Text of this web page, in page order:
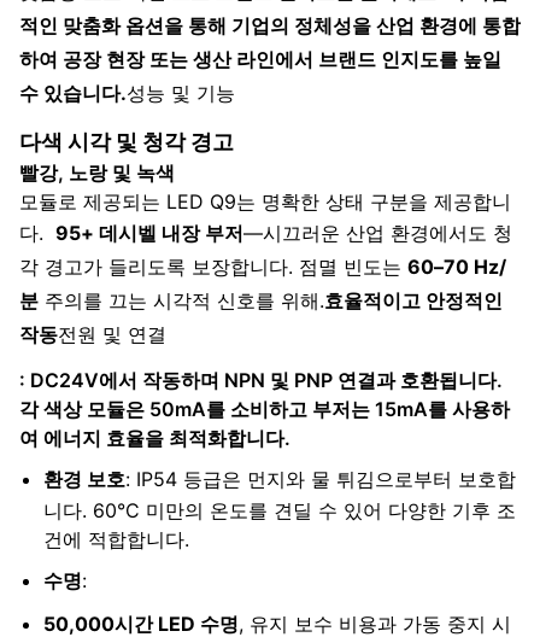
적인 맞춤화 옵션을 통해 기업의 정체성을 산업 환경에 통합
하여 공장 현장 또는 생산 라인에서 브랜드 인지도를 높일
수 있습니다.성능 및 기능
다색 시각 및 청각 경고
빨강, 노랑 및 녹색
모듈로 제공되는 LED Q9는 명확한 상태 구분을 제공합니
다. 95+ 데시벨 내장 부저—시끄러운 산업 환경에서도 청
각 경고가 들리도록 보장합니다. 점멸 빈도는 60–70 Hz/
분 주의를 끄는 시각적 신호를 위해.효율적이고 안정적인
작동전원 및 연결
: DC24V에서 작동하며 NPN 및 PNP 연결과 호환됩니다.
각 색상 모듈은 50mA를 소비하고 부저는 15mA를 사용하
여 에너지 효율을 최적화합니다.
환경 보호: IP54 등급은 먼지와 물 튀김으로부터 보호합
니다. 60°C 미만의 온도를 견딜 수 있어 다양한 기후 조
건에 적합합니다.
수명:
50,000시간 LED 수명, 유지 보수 비용과 가동 중지 시